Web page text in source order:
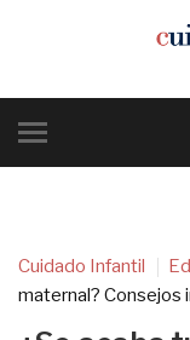
Cuidado Infantil
maternal? Consejos